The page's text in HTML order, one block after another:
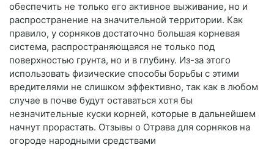
обеспечить не только его активное выживание, но и
распространение на значительной территории. Как
правило, у сорняков достаточно большая корневая
система, распространяющаяся не только под
поверхностью грунта, но и в глубину. Из-за этого
использовать физические способы борьбы с этими
вредителями не слишком эффективно, так как в любом
случае в почве будут оставаться хотя бы
незначительные куски корней, которые в дальнейшем
начнут прорастать. Отзывы о Отрава для сорняков на
огороде народными средствами